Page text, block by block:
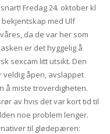
Fredag 24. oktober kl
bekjentskap med Ulf
da de var her som
er det hyggelig å
sexcam litt utsikt. Den
veldig åpen, avslappet
å miste troverdigheten.
av hvis det var kort tid til
noe problem lenger.
til glødepæren: